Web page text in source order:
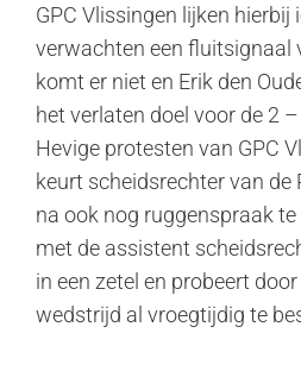
GPC Vlissingen lijken hierbij
verwachten een fluitsignaal
komt er niet en Erik den
het verlaten doel voor de 2
Hevige protesten van GPC
keurt scheidsrechter van de
na ook nog ruggenspraak
met de assistent
in een zetel en probeert
wedstrijd al vroegtijdig te